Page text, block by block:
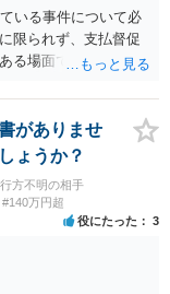
いる事件について必
限られず、支払督促
る場面でも利用が検
、支払督促申立てな
事件処理の一環とし
ば必ず住所が判明す
に照会するか、照会
したがって、支払督
次第ということにな
いしたい」と相談す
がありませ
ょうか？
方不明の相手
#140万円超
役にたった 3